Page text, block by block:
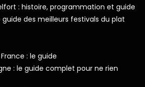
: histoire, programmation et guide
guide des meilleurs festivals du plat
: le guide
: le guide complet pour ne rien